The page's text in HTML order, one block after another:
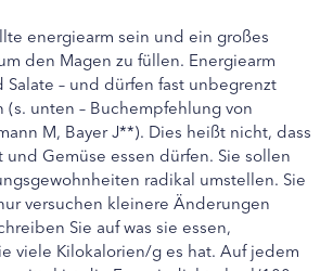
energiearm sein und ein großes
den Magen zu füllen. Energiearm
– und dürfen fast unbegrenzt
(s. unten – Buchempfehlung von
M, Bayer J**). Dies heißt nicht, dass
und Gemüse essen dürfen. Sie sollen
radikal umstellen. Sie
versuchen kleinere Änderungen
Sie auf was sie essen,
viele Kilokalorien/g es hat. Auf jedem